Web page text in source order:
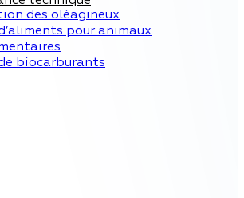
des oléagineux
pour animaux
biocarburants